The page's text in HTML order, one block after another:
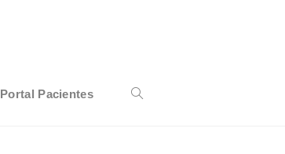
Portal Pacientes Alternar